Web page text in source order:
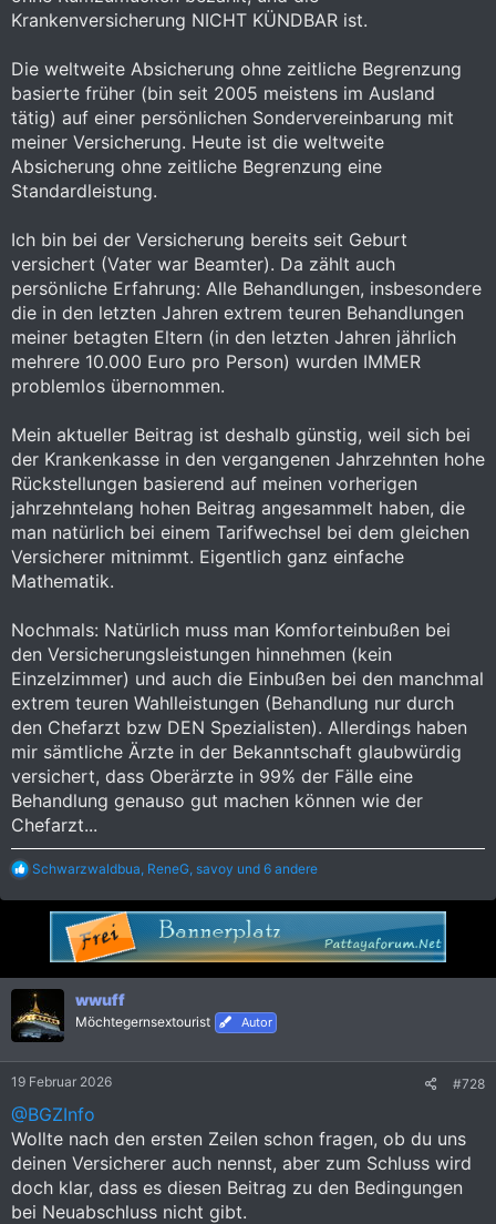
Krankenversicherung NICHT KÜNDBAR ist.
Die weltweite Absicherung ohne zeitliche Begrenzung
basierte früher (bin seit 2005 meistens im Ausland
tätig) auf einer persönlichen Sondervereinbarung mit
meiner Versicherung. Heute ist die weltweite
Absicherung ohne zeitliche Begrenzung eine
Standardleistung.
Ich bin bei der Versicherung bereits seit Geburt
versichert (Vater war Beamter). Da zählt auch
persönliche Erfahrung: Alle Behandlungen, insbesondere
die in den letzten Jahren extrem teuren Behandlungen
meiner betagten Eltern (in den letzten Jahren jährlich
mehrere 10.000 Euro pro Person) wurden IMMER
problemlos übernommen.
Mein aktueller Beitrag ist deshalb günstig, weil sich bei
der Krankenkasse in den vergangenen Jahrzehnten hohe
Rückstellungen basierend auf meinen vorherigen
jahrzehntelang hohen Beitrag angesammelt haben, die
man natürlich bei einem Tarifwechsel bei dem gleichen
Versicherer mitnimmt. Eigentlich ganz einfache
Mathematik.
Nochmals: Natürlich muss man Komforteinbußen bei
den Versicherungsleistungen hinnehmen (kein
Einzelzimmer) und auch die Einbußen bei den manchmal
extrem teuren Wahlleistungen (Behandlung nur durch
den Chefarzt bzw DEN Spezialisten). Allerdings haben
mir sämtliche Ärzte in der Bekanntschaft glaubwürdig
versichert, dass Oberärzte in 99% der Fälle eine
Behandlung genauso gut machen können wie der
Chefarzt...
R
a
n
e
n
:
Schwarzwaldbua ReneG savoy und 6 andere
wwuff
Möchtegernsextourist Autor
19 Februar 2026 #728
@BGZInfo
Wollte nach den ersten Zeilen schon fragen, ob du uns
deinen Versicherer auch nennst, aber zum Schluss wird
doch klar, dass es diesen Beitrag zu den Bedingungen
bei Neuabschluss nicht gibt.